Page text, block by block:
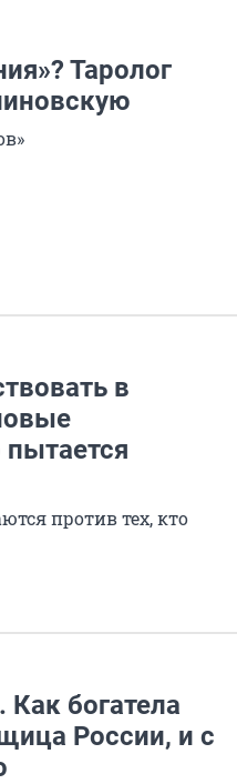
Таролог
в
пытается
против тех, кто
богатела
России, и с